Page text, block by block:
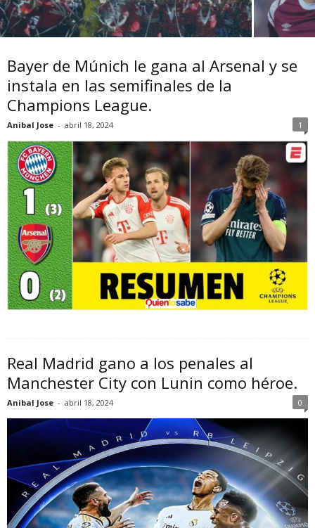
Bayer de Múnich le gana al Arsenal y se
instala en las semifinales de la
Champions League.
Anibal Jose - abril 18, 2024 1
Real Madrid gano a los penales al
Manchester City con Lunin como héroe.
Anibal Jose - abril 18, 2024 0